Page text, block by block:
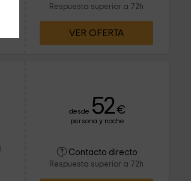
Respuesta superior a 72h
VER OFERTA
desde 52€
persona y noche
Contacto directo
Respuesta superior a 72h